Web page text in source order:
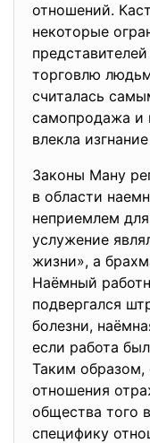
отношений.
некоторые
торговлю
считалась
самопродажа и
влекла
Законы Ману
в области
неприемлем
услужение
жизни», а
Наёмный
подвергался
болезни,
если работа
Таким образом,
отношения
общества того
специфику